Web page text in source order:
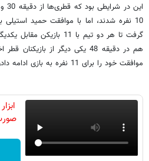
این
10 نفره شدند، اما با موافقت حمید
گرفت تا هر دو تیم با 11
هم در دقیقه 48 یکی دیگر از
موافقت خود را برای 11 نفره به بازی ادامه دادن تیم قطر اعلام کرد.